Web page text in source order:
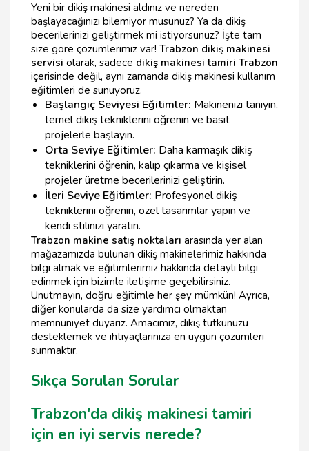
Yeni bir dikiş makinesi aldınız ve nereden
başlayacağınızı bilemiyor musunuz? Ya da dikiş
becerilerinizi geliştirmek mi istiyorsunuz? İşte tam
size göre çözümlerimiz var! Trabzon dikiş makinesi
servisi olarak, sadece dikiş makinesi tamiri Trabzon
içerisinde değil, aynı zamanda dikiş makinesi kullanım
eğitimleri de sunuyoruz.
Başlangıç Seviyesi Eğitimler: Makinenizi tanıyın,
temel dikiş tekniklerini öğrenin ve basit
projelerle başlayın.
Orta Seviye Eğitimler: Daha karmaşık dikiş
tekniklerini öğrenin, kalıp çıkarma ve kişisel
projeler üretme becerilerinizi geliştirin.
İleri Seviye Eğitimler: Profesyonel dikiş
tekniklerini öğrenin, özel tasarımlar yapın ve
kendi stilinizi yaratın.
Trabzon makine satış noktaları arasında yer alan
mağazamızda bulunan dikiş makinelerimiz hakkında
bilgi almak ve eğitimlerimiz hakkında detaylı bilgi
edinmek için bizimle iletişime geçebilirsiniz.
Unutmayın, doğru eğitimle her şey mümkün! Ayrıca,
diğer konularda da size yardımcı olmaktan
memnuniyet duyarız. Amacımız, dikiş tutkunuzu
desteklemek ve ihtiyaçlarınıza en uygun çözümleri
sunmaktır.
Sıkça Sorulan Sorular
Trabzon'da dikiş makinesi tamiri
için en iyi servis nerede?